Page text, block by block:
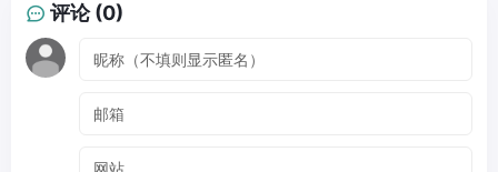
评论 (0)